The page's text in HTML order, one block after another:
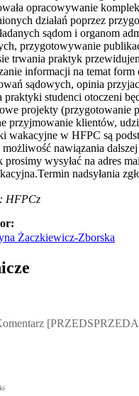
opracowywanie
działań poprzez
sądom i organom
przygotowywanie
trwania praktyk
informacji na temat
sądowych, opinia
praktyki studenci otoczeni
projekty (przygotowanie
przyjmowanie klientów,
wakacyjne w HFPC są
możliwość nawiązania
prosimy wysyłać na adres
nadsyłania
HFPCz
Żaczkiewicz-Zborska